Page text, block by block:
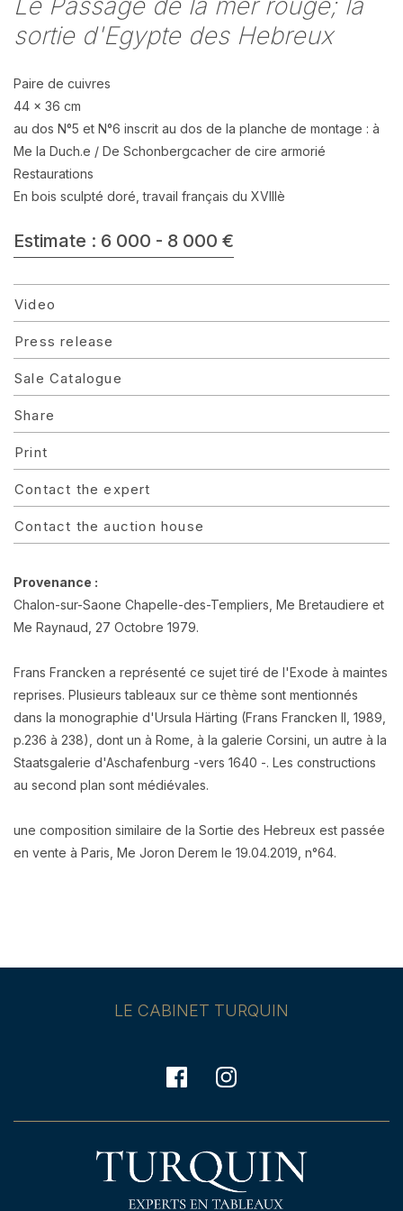
sortie d'Egypte des Hebreux
Paire de cuivres
44 x 36 cm
au dos N°5 et N°6 inscrit au dos de la planche de montage : à
Me la Duch.e / De Schonbergcacher de cire armorié
Restaurations
En bois sculpté doré, travail français du XVIIIè
Estimate : 6 000 - 8 000 €
Video
Press release
Sale Catalogue
Share
Print
Contact the expert
Contact the auction house
Provenance :
Chalon-sur-Saone Chapelle-des-Templiers, Me Bretaudiere et
Me Raynaud, 27 Octobre 1979.
Frans Francken a représenté ce sujet tiré de l'Exode à maintes
reprises. Plusieurs tableaux sur ce thème sont mentionnés
dans la monographie d'Ursula Härting (Frans Francken II, 1989,
p.236 à 238), dont un à Rome, à la galerie Corsini, un autre à la
Staatsgalerie d'Aschafenburg -vers 1640 -. Les constructions
au second plan sont médiévales.
une composition similaire de la Sortie des Hebreux est passée
en vente à Paris, Me Joron Derem le 19.04.2019, n°64.
LE CABINET TURQUIN